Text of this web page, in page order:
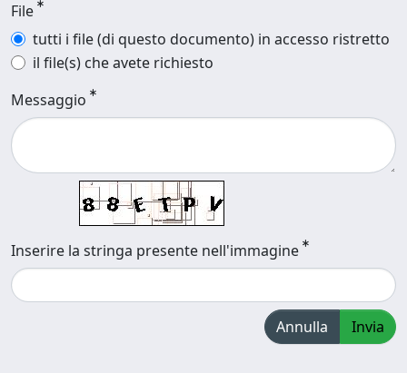
File
tutti i file (di questo documento) in accesso ristretto
il file(s) che avete richiesto
Messaggio
Inserire la stringa presente nell'immagine
Annulla Invia